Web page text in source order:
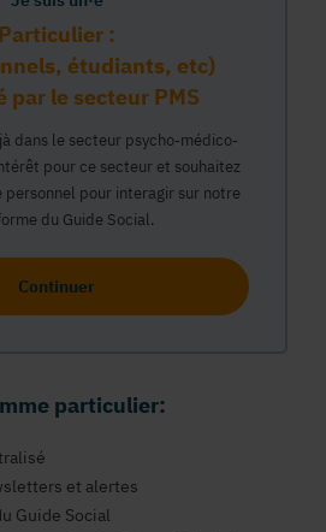
Particulier :
étudiants, etc)
par le secteur PMS
dans le secteur psycho-médico-
pour ce secteur et souhaitez
pour interagir sur notre
du Guide Social.
Continuer
particulier:
et alertes
Guide Social